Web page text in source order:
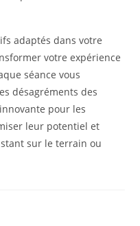
adaptés dans votre
votre expérience
séance vous
désagréments des
pour les
leur potentiel et
sur le terrain ou